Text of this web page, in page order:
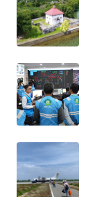
WAHANA
PERSONA
OTOMOTIF
WAHANA
HEALTH
WAHANA
DESA
WISATA